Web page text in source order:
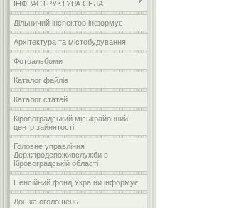
ІНФРАСТРУКТУРА СЕЛА
Дільничий інспектор інформує
Архітектура та містобудування
Фотоальбоми
Каталог файлів
Каталог статей
Кіровоградський міськрайонний
центр зайнятості
Головне управління
Держпродспоживслужби в
Кіровоградській області
Пенсійний фонд України інформує
Дошка оголошень